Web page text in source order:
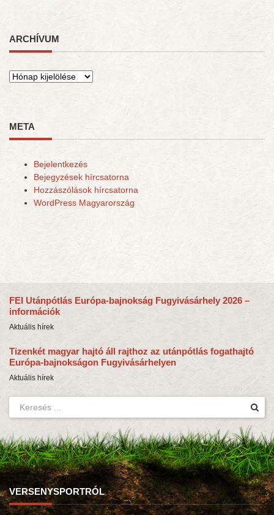
ARCHÍVUM
Archívum
META
Bejelentkezés
Bejegyzések hírcsatorna
Hozzászólások hírcsatorna
WordPress Magyarország
FEI Utánpótlás Európa-bajnokság Fugyivásárhely 2026 –
információk
Aktuális hírek
Tizenkét magyar hajtó áll rajthoz az utánpótlás fogathajtó
Európa-bajnokságon Fugyivásárhelyen
Aktuális hírek
VERSENYSPORTRÓL